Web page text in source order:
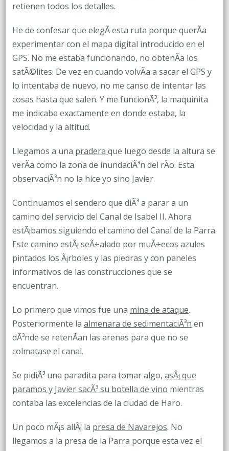
retienen todos los detalles.
He de confesar que elegÃ­ esta ruta porque querÃ­a
experimentar con el mapa digital introducido en el
GPS. No me estaba funcionando, no obtenÃ­a los
satÃ©lites. De vez en cuando volvÃ­a a sacar el GPS y
lo intentaba de nuevo, no me canso de intentar las
cosas hasta que salen. Y me funcionÃ³, la maquinita
me indicaba exactamente en donde estaba, la
velocidad y la altitud.
Llegamos a una pradera que luego desde la altura se
verÃ­a como la zona de inundaciÃ³n del rÃ­o. Esta
observaciÃ³n no la hice yo sino Javier.
Continuamos el sendero que diÃ³ a parar a un
camino del servicio del Canal de Isabel II. Ahora
estÃ¡bamos siguiendo el camino del Canal de la Parra.
Este camino estÃ¡ seÃ±alado por muÃ±ecos azules
pintados los Ã¡rboles y las piedras y con paneles
informativos de las construcciones que se
encuentran.
Lo primero que vimos fue una mina de ataque.
Posteriormente la almenara de sedimentaciÃ³n en
dÃ³nde se retenÃ­an las arenas para que no se
colmatase el canal.
Se pidiÃ³ una paradita para tomar algo, asÂ¡ que
paramos y Javier sacÃ³ su botella de vino mientras
contaba las excelencias de la ciudad de Haro.
Un poco mÃ¡s allÃ¡ la presa de Navarejos. No
llegamos a la presa de la Parra porque esta vez el